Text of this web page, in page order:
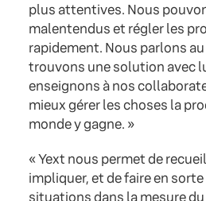
plus attentives. Nous
malentendus et régler les
rapidement. Nous parlons
trouvons une solution avec
enseignons à nos
mieux gérer les choses la
monde y gagne. »
« Yext nous permet de
impliquer, et de faire en
situations dans la mesure